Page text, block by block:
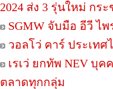
2024 ส่ง 3 รุ่นใหม่ กร
SGMW จับมือ อีวี ไพ
วอลโว่ คาร์ ประเท
เรเว่ ยกทัพ NEV บุ
ตลาดทุกกลุ่ม